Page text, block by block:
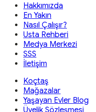
Hakkımızda
En Yakın
Nasıl Çalışır?
Usta Rehberi
Medya Merkezi
SSS
İletişim
Koçtaş
Mağazalar
Yaşayan Evler Blog
Üyelik Sözleşmesi